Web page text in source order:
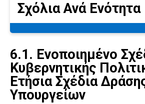
Σχόλια Ανά Ενότητα
6.1. Ενοποιημένο
Κυβερνητικής
Ετήσια Σχέδια
Υπουργείων